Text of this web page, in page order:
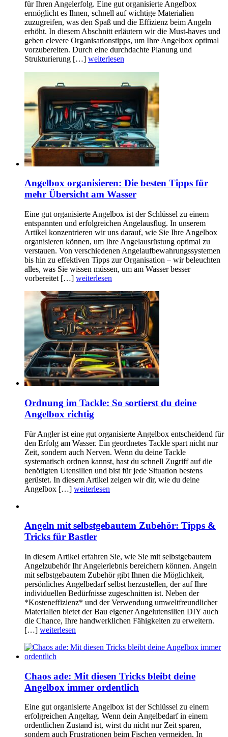
für Ihren Angelerfolg. Eine gut organisierte Angelbox
ermöglicht es Ihnen, schnell auf wichtige Materialien
zuzugreifen, was den Spaß und die Effizienz beim Angeln
erhöht. In diesem Abschnitt erläutern wir die Must-haves und
geben clevere Organisationstipps, um Ihre Angelbox optimal
vorzubereiten. Durch eine durchdachte Planung und
Strukturierung […] weiterlesen
Angelbox organisieren: Die besten Tipps für
mehr Übersicht am Wasser
Eine gut organisierte Angelbox ist der Schlüssel zu einem
entspannten und erfolgreichen Angelausflug. In unserem
Artikel konzentrieren wir uns darauf, wie Sie Ihre Angelbox
organisieren können, um Ihre Angelausrüstung optimal zu
verstauen. Von verschiedenen Angelaufbewahrungssystemen
bis hin zu effektiven Tipps zur Organisation – wir beleuchten
alles, was Sie wissen müssen, um am Wasser besser
vorbereitet […] weiterlesen
Ordnung im Tackle: So sortierst du deine
Angelbox richtig
Für Angler ist eine gut organisierte Angelbox entscheidend für
den Erfolg am Wasser. Ein geordnetes Tackle spart nicht nur
Zeit, sondern auch Nerven. Wenn du deine Tackle
systematisch ordnen kannst, hast du schnell Zugriff auf die
benötigten Utensilien und bist für jede Situation bestens
gerüstet. In diesem Artikel zeigen wir dir, wie du deine
Angelbox […] weiterlesen
Angeln mit selbstgebautem Zubehör: Tipps &
Tricks für Bastler
In diesem Artikel erfahren Sie, wie Sie mit selbstgebautem
Angelzubehör Ihr Angelerlebnis bereichern können. Angeln
mit selbstgebautem Zubehör gibt Ihnen die Möglichkeit,
persönliches Angelbedarf selbst herzustellen, der auf Ihre
individuellen Bedürfnisse zugeschnitten ist. Neben der
*Kosteneffizienz* und der Verwendung umweltfreundlicher
Materialien bietet der Bau eigener Angelutensilien DIY auch
die Chance, Ihre handwerklichen Fähigkeiten zu erweitern.
[…] weiterlesen
Chaos ade: Mit diesen Tricks bleibt deine
Angelbox immer ordentlich
Eine gut organisierte Angelbox ist der Schlüssel zu einem
erfolgreichen Angeltag. Wenn dein Angelbedarf in einem
ordentlichen Zustand ist, wirst du nicht nur Zeit sparen,
sondern auch Frustrationen beim Fischen vermeiden. In